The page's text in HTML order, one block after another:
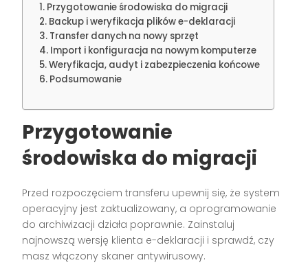
Przygotowanie środowiska do migracji
Backup i weryfikacja plików e-deklaracji
Transfer danych na nowy sprzęt
Import i konfiguracja na nowym komputerze
Weryfikacja, audyt i zabezpieczenia końcowe
Podsumowanie
Przygotowanie
środowiska do migracji
Przed rozpoczęciem transferu upewnij się, że system
operacyjny jest zaktualizowany, a oprogramowanie
do archiwizacji działa poprawnie. Zainstaluj
najnowszą wersję klienta e-deklaracji i sprawdź, czy
masz włączony skaner antywirusowy.